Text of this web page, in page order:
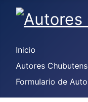
Inicio
Autores
Formulario de